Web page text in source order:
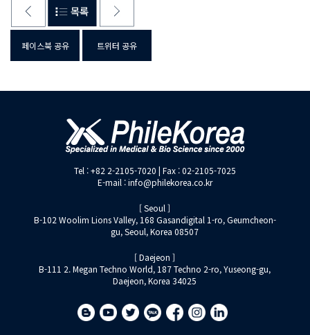
페이스북 공유 트위터 공유
Tel : +82 2-2105-7020 | Fax : 02-2105-7025
E-mail : info@philekorea.co.kr
[ Seoul ]
B-102 Woolim Lions Valley, 168 Gasandigital 1-ro, Geumcheon-
gu, Seoul, Korea 08507
[ Daejeon ]
B-111 2. Megan Techno World, 187 Techno 2-ro, Yuseong-gu,
Daejeon, Korea 34025